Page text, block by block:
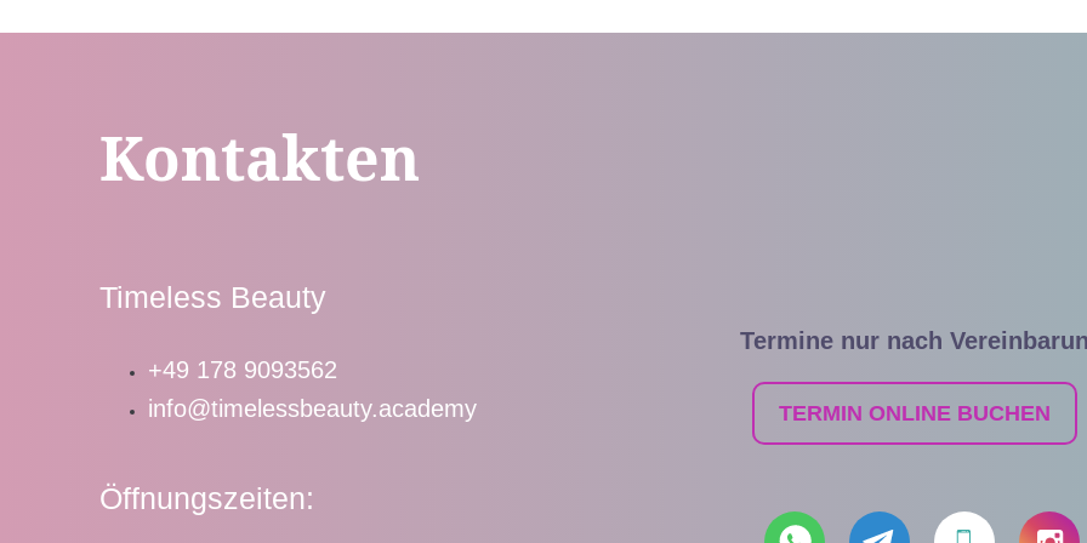
Kontakten
Timeless Beauty
+49 178 9093562
info@timelessbeauty.academy
Öffnungszeiten:
Termine nur nach
TERMIN ONLINE BUCHEN